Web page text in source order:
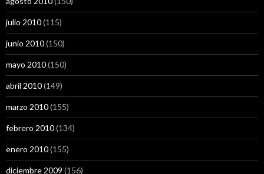
julio 2010(115)
junio 2010(150)
mayo 2010(150)
abril 2010(149)
marzo 2010(155)
febrero 2010(134)
enero 2010(155)
diciembre 2009 (156)